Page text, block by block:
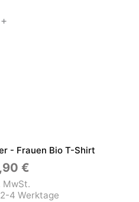
- Frauen Bio T-Shirt
€
MwSt.
2-4 Werktage